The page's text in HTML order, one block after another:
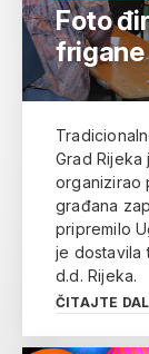
Foto
frigane
Grad Rijeka
organizirao
građana
pripremilo
je dostavila
d.d. Rijeka.
ČITAJTE